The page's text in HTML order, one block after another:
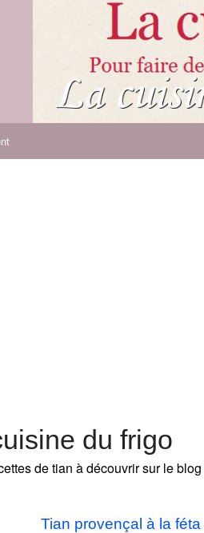
du frigo
de tian à découvrir sur le blog
Tian provençal à la féta